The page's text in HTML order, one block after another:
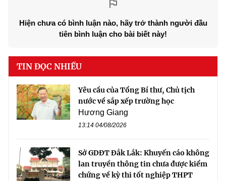
Hiện chưa có bình luận nào, hãy trở thành người đầu
tiên bình luận cho bài biết này!
TIN ĐỌC NHIỀU
Yêu cầu của Tổng Bí thư, Chủ tịch
nước về sắp xếp trường học
Hương Giang
13:14 04/08/2026
Sở GDĐT Đắk Lắk: Khuyến cáo không
lan truyền thông tin chưa được kiểm
chứng về kỳ thi tốt nghiệp THPT